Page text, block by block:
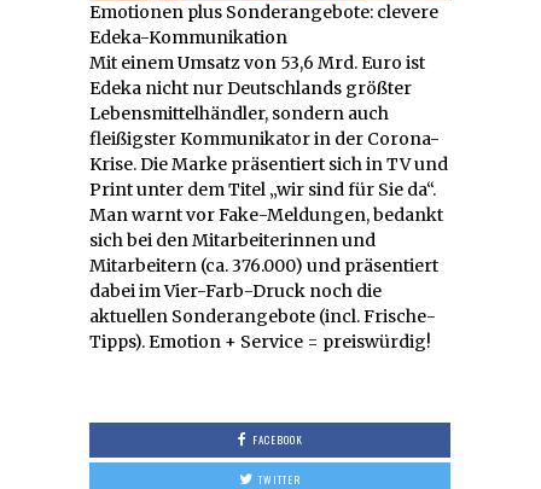
Emotionen plus Sonderangebote: clevere
Edeka-Kommunikation
Mit einem Umsatz von 53,6 Mrd. Euro ist
Edeka nicht nur Deutschlands größter
Lebensmittelhändler, sondern auch
fleißigster Kommunikator in der Corona-
Krise. Die Marke präsentiert sich in TV und
Print unter dem Titel „wir sind für Sie da“.
Man warnt vor Fake-Meldungen, bedankt
sich bei den Mitarbeiterinnen und
Mitarbeitern (ca. 376.000) und präsentiert
dabei im Vier-Farb-Druck noch die
aktuellen Sonderangebote (incl. Frische-
Tipps). Emotion + Service = preiswürdig!
FACEBOOK
TWITTER